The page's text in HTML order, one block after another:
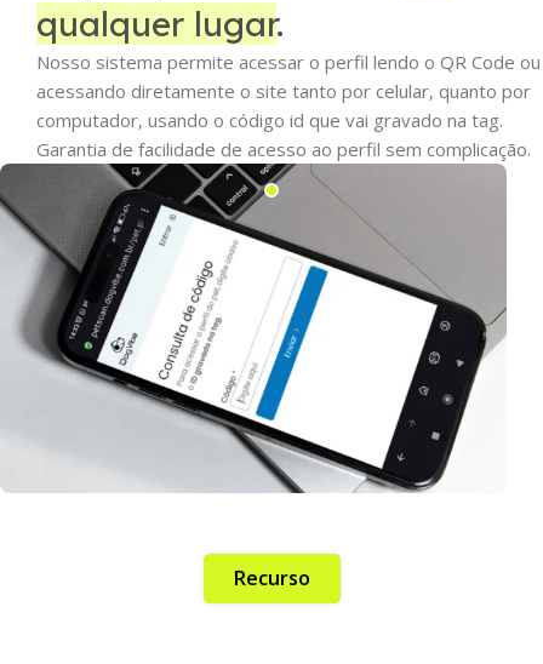
qualquer lugar.
Nosso sistema permite acessar o perfil lendo o QR Code ou
acessando diretamente o site tanto por celular, quanto por
computador, usando o código id que vai gravado na tag.
Garantia de facilidade de acesso ao perfil sem complicação.
Recurso